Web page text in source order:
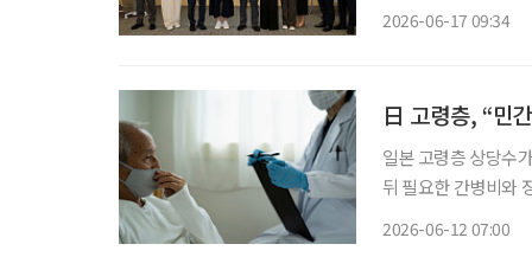
2026-06-17 09:34
日 고령층, “민
일본 고령층 상당수
뒤 필요한 간병비와
2026-06-12 07:00